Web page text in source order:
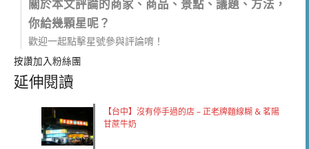
關於本文評論的商家、商品、景點、議題、方法，
你給幾顆星呢？
歡迎一起點擊星號參與評論唷！
按讚加入粉絲團
延伸閱讀
【台中】沒有停手過的店 – 正老牌麵線糊 & 茗陽
甘蔗牛奶